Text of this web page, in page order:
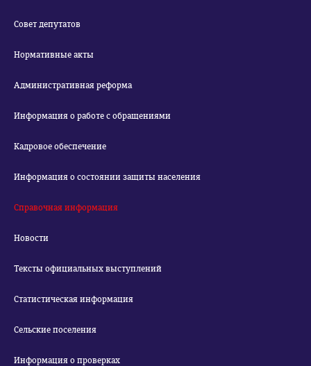
Совет депутатов
Нормативные акты
Административная реформа
Информация о работе с обращениями
Кадровое обеспечение
Информация о состоянии защиты населения
Справочная информация
Новости
Тексты официальных выступлений
Статистическая информация
Сельские поселения
Информация о проверках